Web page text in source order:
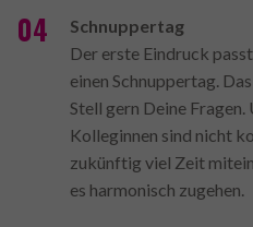
Schnuppertag
Der erste Eindruck
einen Schnuppertag.
Stell gern Deine Fragen.
Kolleginnen sind nicht
zukünftig viel Zeit
es harmonisch zugehen.